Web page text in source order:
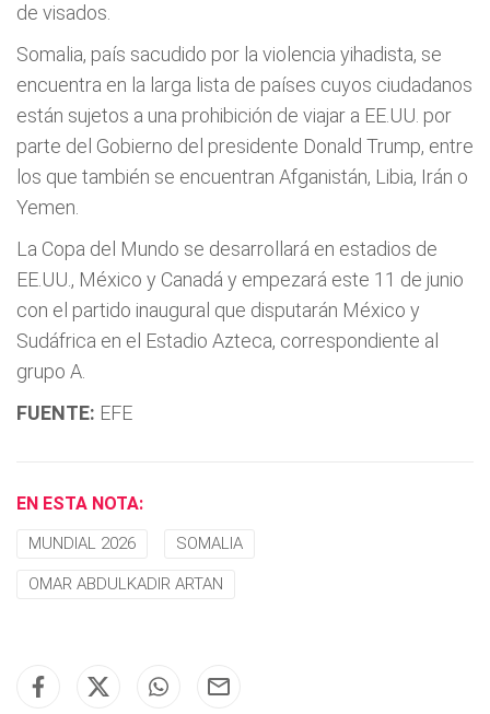
de visados.
Somalia, país sacudido por la violencia yihadista, se
encuentra en la larga lista de países cuyos ciudadanos
están sujetos a una prohibición de viajar a EE.UU. por
parte del Gobierno del presidente Donald Trump, entre
los que también se encuentran Afganistán, Libia, Irán o
Yemen.
La Copa del Mundo se desarrollará en estadios de
EE.UU., México y Canadá y empezará este 11 de junio
con el partido inaugural que disputarán México y
Sudáfrica en el Estadio Azteca, correspondiente al
grupo A.
FUENTE: EFE
EN ESTA NOTA:
MUNDIAL 2026 SOMALIA
OMAR ABDULKADIR ARTAN